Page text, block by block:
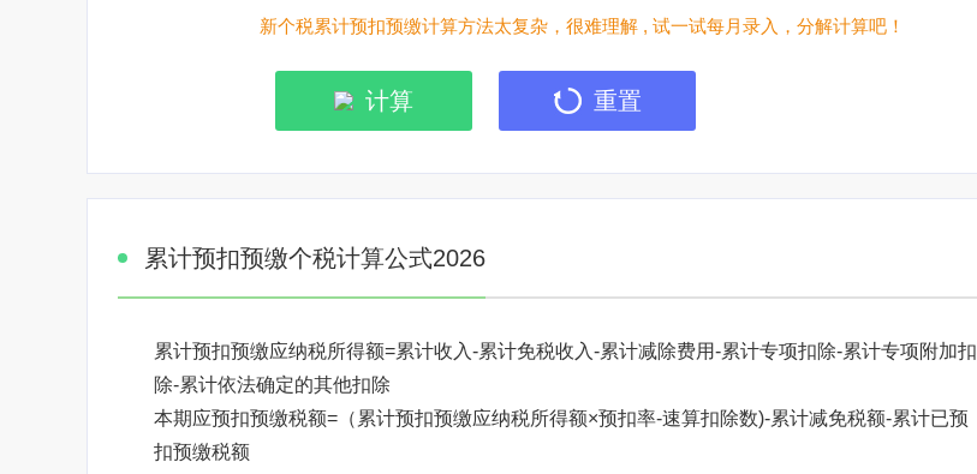
新个税累计预扣预缴计算方法太复杂，很难理解 , 试一试每月录入，分解计算吧！
计算 重置
累计预扣预缴个税计算公式2026
累计预扣预缴应纳税所得额=累计收入-累计免税收入-累计减除费用-累计专项扣除-累计专项附加扣
除-累计依法确定的其他扣除
本期应预扣预缴税额=（累计预扣预缴应纳税所得额×预扣率-速算扣除数)-累计减免税额-累计已预
扣预缴税额